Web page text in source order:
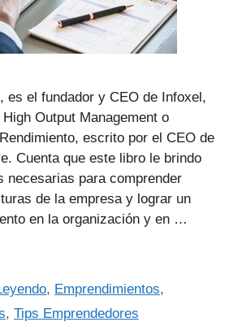
es el fundador y CEO de Infoxel,
Output Management o
escrito por el CEO de
Cuenta que este libro le brindo
necesarias para comprender
de la empresa y lograr un
en la organización y en …
, Emprendimientos,
, Tips Emprendedores